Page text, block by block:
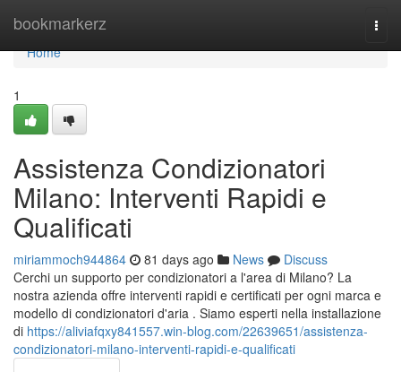
bookmarkerz
Home
Home
1
Assistenza Condizionatori
Milano: Interventi Rapidi e
Qualificati
miriammoch944864 81 days ago News
Discuss
Cerchi un supporto per condizionatori a l'area di Milano? La
nostra azienda offre interventi rapidi e certificati per ogni marca e
modello di condizionatori d'aria . Siamo esperti nella installazione
di https://aliviafqxy841557.win-blog.com/22639651/assistenza-
condizionatori-milano-interventi-rapidi-e-qualificati